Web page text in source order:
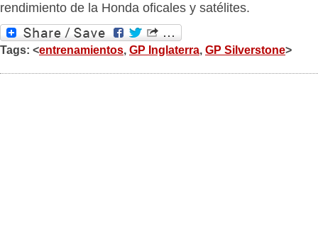
rendimiento de la Honda oficales y satélites.
Tags: <entrenamientos, GP Inglaterra, GP Silverstone>